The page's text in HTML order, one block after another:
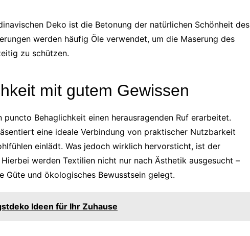
Deko ist die Betonung der natürlichen Schönheit des
werden häufig Öle verwendet, um die Maserung des
zu schützen.
mit gutem Gewissen
puncto Behaglichkeit einen herausragenden Ruf erarbeitet.
eine ideale Verbindung von praktischer Nutzbarkeit
einlädt. Was jedoch wirklich hervorsticht, ist der
werden Textilien nicht nur nach Ästhetik ausgesucht –
und ökologisches Bewusstsein gelegt.
Ideen für Ihr Zuhause